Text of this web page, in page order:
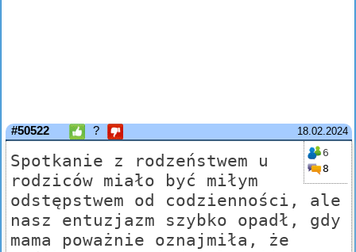
18.02.2024
#50522 ?
6
8
Spotkanie z rodzeństwem u
rodziców miało być miłym
odstępstwem od codzienności, ale
nasz entuzjazm szybko opadł, gdy
mama poważnie oznajmiła, że